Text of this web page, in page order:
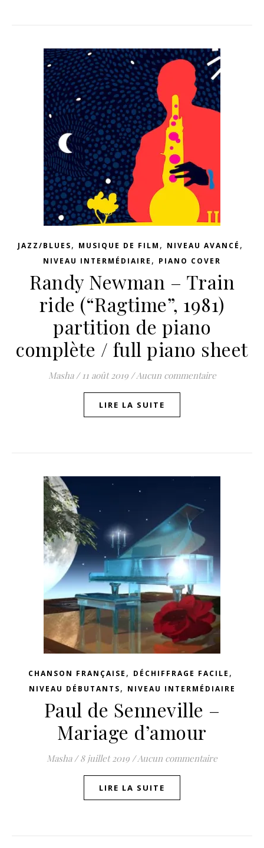
JAZZ/BLUES, MUSIQUE DE FILM , NIVEAU AVANCÉ ,
NIVEAU INTERMÉDIAIRE , PIANO COVER
Randy Newman – Train
ride (“Ragtime”, 1981)
partition de piano
complète / full piano sheet
Masha / 11 août 2019 /Aucun commentaire
LIRE LA SUITE
CHANSON FRANÇAISE , DÉCHIFFRAGE FACILE ,
NIVEAU DÉBUTANTS, NIVEAU INTERMÉDIAIRE
Paul de Senneville –
Mariage d’amour
Masha / 8 juillet 2019 /Aucun commentaire
LIRE LA SUITE